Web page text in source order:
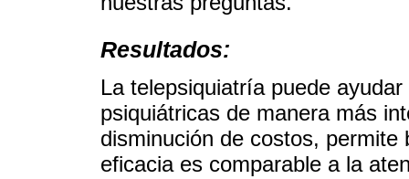
Resultados:
La telepsiquiatría puede
psiquiátricas de manera más
disminución de costos,
eficacia es comparable a la